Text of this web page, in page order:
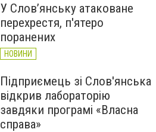
У Слов’янську атаковане
перехрестя, п'ятеро
поранених
НОВИНИ
Підприємець зі Слов'янська
відкрив лабораторію
завдяки програмі «Власна
справа»